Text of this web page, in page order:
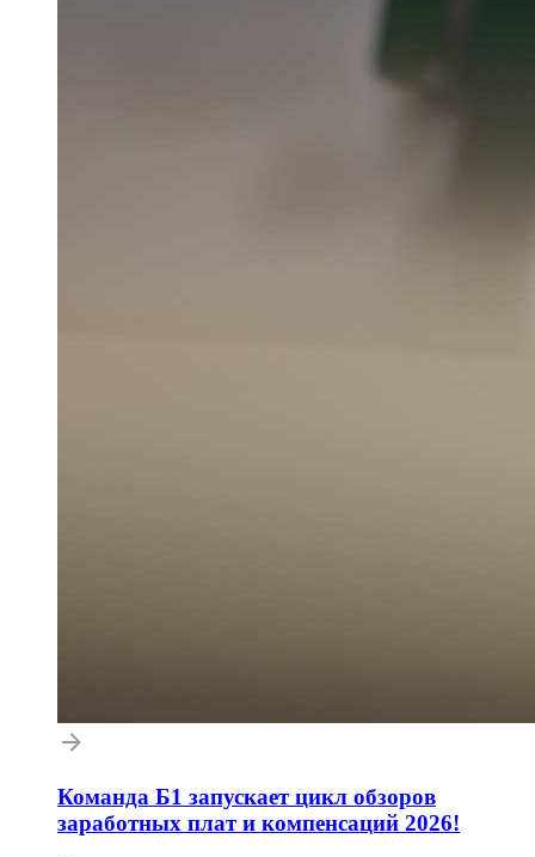
Команда Б1 запускает цикл обзоров
заработных плат и компенсаций 2026!